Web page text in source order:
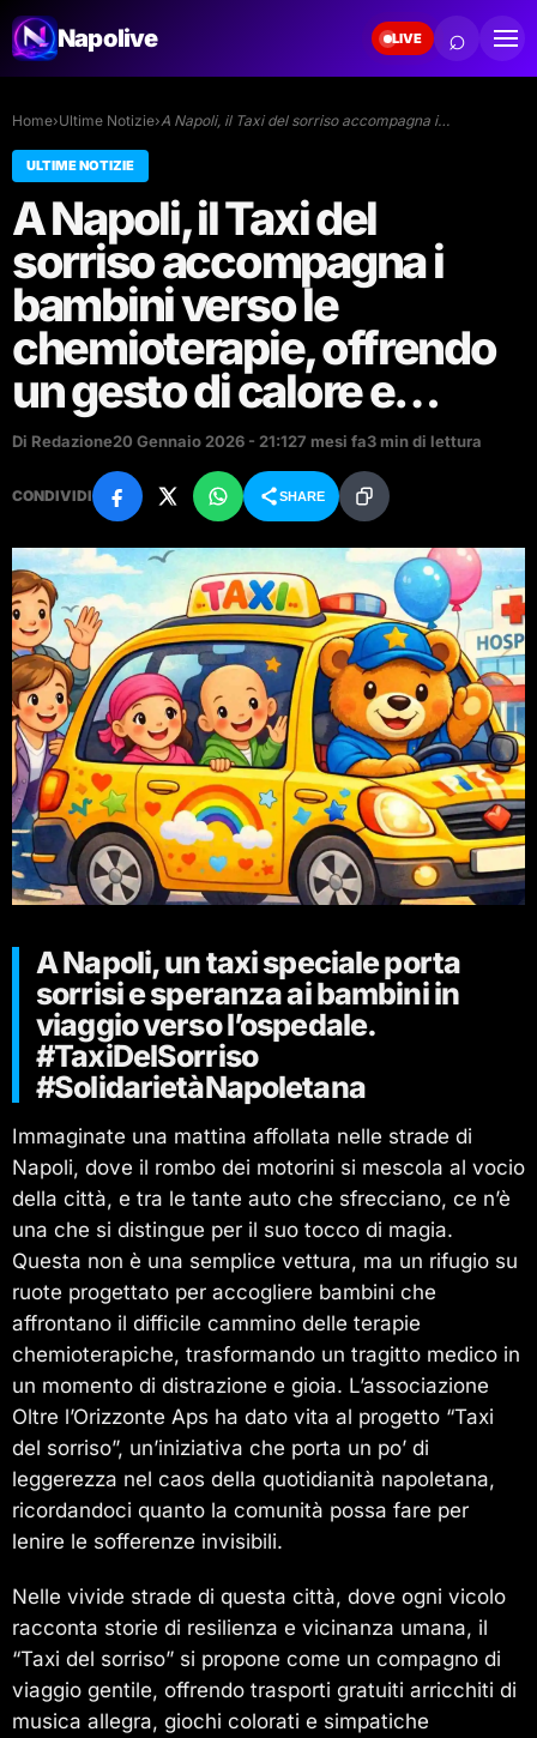
Napolive LIVE ⌕
Home›Ultime Notizie›A Napoli, il Taxi del sorriso accompagna i…
ULTIME NOTIZIE
A Napoli, il Taxi del
sorriso accompagna i
bambini verso le
chemioterapie, offrendo
un gesto di calore e…
Di Redazione20 Gennaio 2026 - 21:127 mesi fa3 min di lettura
CONDIVIDI SHARE
A Napoli, un taxi speciale porta
sorrisi e speranza ai bambini in
viaggio verso l’ospedale.
#TaxiDelSorriso
#SolidarietàNapoletana
Immaginate una mattina affollata nelle strade di
Napoli, dove il rombo dei motorini si mescola al vocio
della città, e tra le tante auto che sfrecciano, ce n’è
una che si distingue per il suo tocco di magia.
Questa non è una semplice vettura, ma un rifugio su
ruote progettato per accogliere bambini che
affrontano il difficile cammino delle terapie
chemioterapiche, trasformando un tragitto medico in
un momento di distrazione e gioia. L’associazione
Oltre l’Orizzonte Aps ha dato vita al progetto “Taxi
del sorriso”, un’iniziativa che porta un po’ di
leggerezza nel caos della quotidianità napoletana,
ricordandoci quanto la comunità possa fare per
lenire le sofferenze invisibili.
Nelle vivide strade di questa città, dove ogni vicolo
racconta storie di resilienza e vicinanza umana, il
“Taxi del sorriso” si propone come un compagno di
viaggio gentile, offrendo trasporti gratuiti arricchiti di
musica allegra, giochi colorati e simpatiche